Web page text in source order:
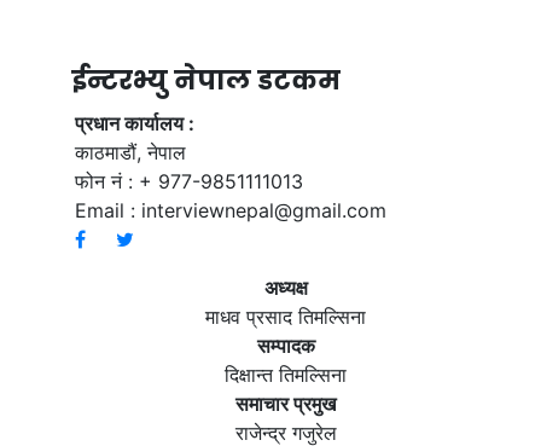
ईन्टरभ्यु नेपाल डटकम
प्रधान कार्यालय :
काठमाडौं, नेपाल
फोन नं : + 977-9851111013
Email : interviewnepal@gmail.com
अध्यक्ष
माधव प्रसाद तिमल्सिना
सम्पादक
दिक्षान्त तिमल्सिना
समाचार प्रमुख
राजेन्द्र गजुरेल